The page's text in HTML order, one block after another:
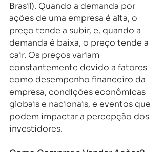
Brasil). Quando a demanda por
ações de uma empresa é alta, o
preço tende a subir, e, quando a
demanda é baixa, o preço tende a
cair. Os preços variam
constantemente devido a fatores
como desempenho financeiro da
empresa, condições econômicas
globais e nacionais, e eventos que
podem impactar a percepção dos
investidores.